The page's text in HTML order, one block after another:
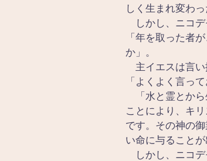
しく生まれ変わ
しかし、ニコデ
「年を取った者
か」。
主イエスは言い
「よくよく言っ
「水と霊とから
ことにより、キ
です。その神の
い命に与ることが
しかし、ニコデ